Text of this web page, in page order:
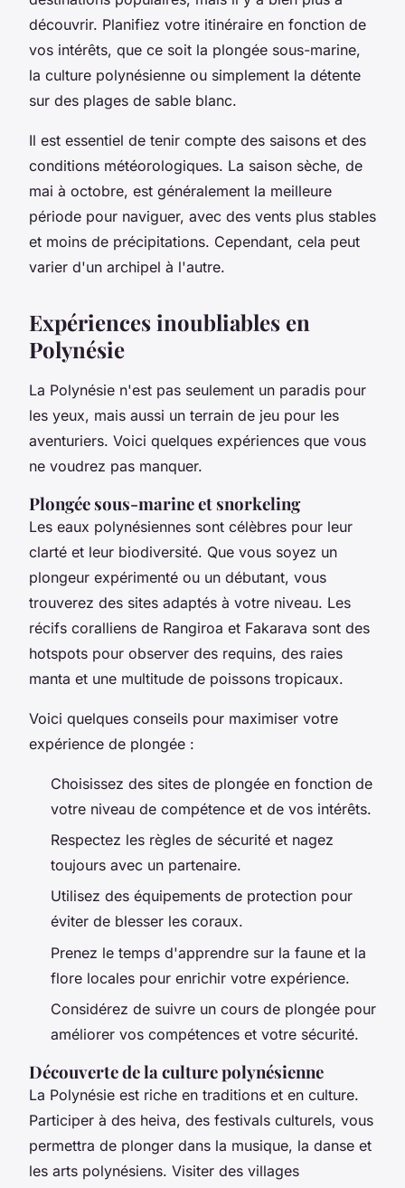
découvrir. Planifiez votre itinéraire en fonction de
vos intérêts, que ce soit la plongée sous-marine,
la culture polynésienne ou simplement la détente
sur des plages de sable blanc.
Il est essentiel de tenir compte des saisons et des
conditions météorologiques. La saison sèche, de
mai à octobre, est généralement la meilleure
période pour naviguer, avec des vents plus stables
et moins de précipitations. Cependant, cela peut
varier d'un archipel à l'autre.
Expériences inoubliables en
Polynésie
La Polynésie n'est pas seulement un paradis pour
les yeux, mais aussi un terrain de jeu pour les
aventuriers. Voici quelques expériences que vous
ne voudrez pas manquer.
Plongée sous-marine et snorkeling
Les eaux polynésiennes sont célèbres pour leur
clarté et leur biodiversité. Que vous soyez un
plongeur expérimenté ou un débutant, vous
trouverez des sites adaptés à votre niveau. Les
récifs coralliens de Rangiroa et Fakarava sont des
hotspots pour observer des requins, des raies
manta et une multitude de poissons tropicaux.
Voici quelques conseils pour maximiser votre
expérience de plongée :
Choisissez des sites de plongée en fonction de
votre niveau de compétence et de vos intérêts.
Respectez les règles de sécurité et nagez
toujours avec un partenaire.
Utilisez des équipements de protection pour
éviter de blesser les coraux.
Prenez le temps d'apprendre sur la faune et la
flore locales pour enrichir votre expérience.
Considérez de suivre un cours de plongée pour
améliorer vos compétences et votre sécurité.
Découverte de la culture polynésienne
La Polynésie est riche en traditions et en culture.
Participer à des heiva, des festivals culturels, vous
permettra de plonger dans la musique, la danse et
les arts polynésiens. Visiter des villages